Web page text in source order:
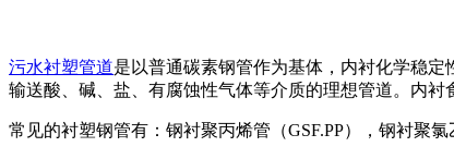
污水衬塑管道是以普通碳素钢管作为基体，内衬化学稳
输送酸、碱、盐、有腐蚀性气体等介质的理想管道。内衬
常见的衬塑钢管有：钢衬聚丙烯管（GSF.PP），钢衬聚